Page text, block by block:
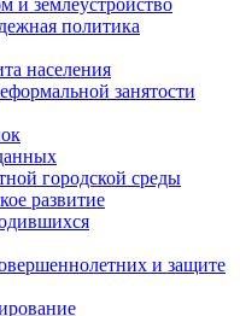
и землеустройство
политика
населения
занятости
городской среды
развитие
и защите